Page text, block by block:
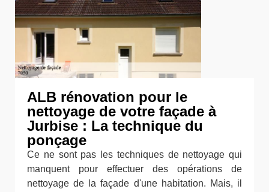
ALB rénovation pour le
nettoyage de votre façade à
Jurbise : La technique du
ponçage
Ce ne sont pas les techniques de nettoyage qui
manquent pour effectuer des opérations de
nettoyage de la façade d'une habitation. Mais, il